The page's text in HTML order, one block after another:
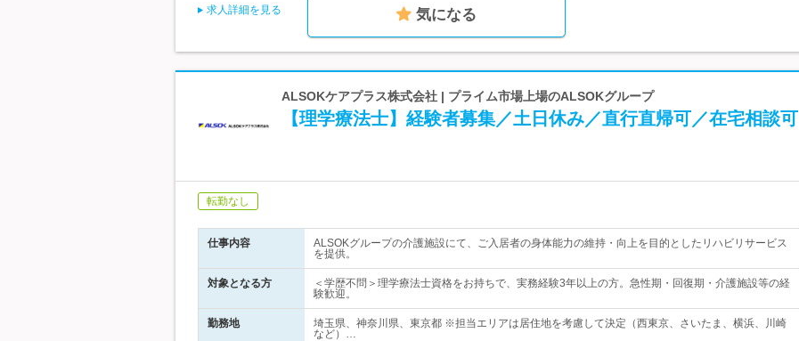
求人詳細を見る 気になる
ALSOKケアプラス株式会社 | プライム市場上場のALSOKグループ
【理学療法士】経験者募集／土日休み／直行直帰可／在宅相談可
転勤なし
仕事内容
ALSOKグループの介護施設にて、ご入居者の身体能力の維持・向上を目的としたリハビリサービス
を提供。
対象となる方
＜学歴不問＞理学療法士資格をお持ちで、実務経験3年以上の方。急性期・回復期・介護施設等の経
験歓迎。
勤務地
埼玉県、神奈川県、東京都 ※担当エリアは居住地を考慮して決定（西東京、さいたま、横浜、川崎
など）…